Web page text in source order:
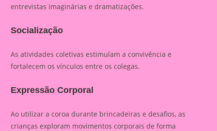
entrevistas imaginárias e dramatizações.
Socialização
As atividades coletivas estimulam a convivência e
fortalecem os vínculos entre os colegas.
Expressão Corporal
Ao utilizar a coroa durante brincadeiras e desafios, as
crianças exploram movimentos corporais de forma